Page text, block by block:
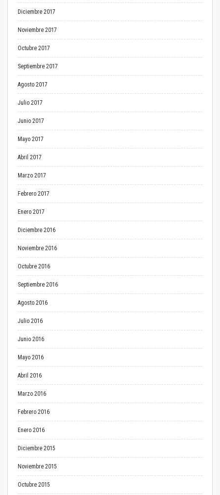
Diciembre 2017
Noviembre 2017
Octubre 2017
Septiembre 2017
Agosto 2017
Julio 2017
Junio 2017
Mayo 2017
Abril 2017
Marzo 2017
Febrero 2017
Enero 2017
Diciembre 2016
Noviembre 2016
Octubre 2016
Septiembre 2016
Agosto 2016
Julio 2016
Junio 2016
Mayo 2016
Abril 2016
Marzo 2016
Febrero 2016
Enero 2016
Diciembre 2015
Noviembre 2015
Octubre 2015